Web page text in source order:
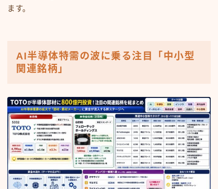
ます。
AI半導体特需の波に乗る注目「中小型
関連銘柄」